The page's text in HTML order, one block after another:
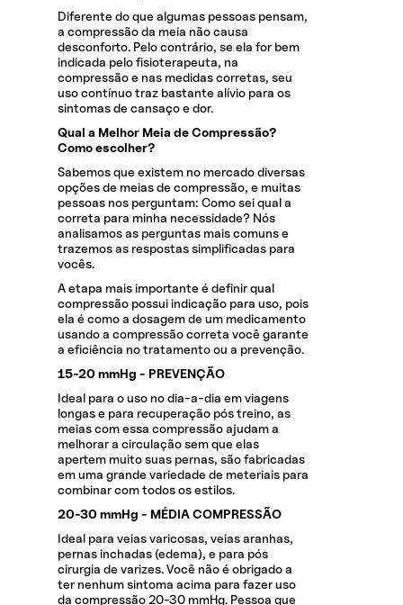
Diferente do que algumas pessoas pensam,
a compressão da meia não causa
desconforto. Pelo contrário, se ela for bem
indicada pelo fisioterapeuta, na
compressão e nas medidas corretas, seu
uso contínuo traz bastante alívio para os
sintomas de cansaço e dor.
Qual a Melhor Meia de Compressão?
Como escolher?
Sabemos que existem no mercado diversas
opções de meias de compressão, e muitas
pessoas nos perguntam: Como sei qual a
correta para minha necessidade? Nós
analisamos as perguntas mais comuns e
trazemos as respostas simplificadas para
vocês.
A etapa mais importante é definir qual
compressão possui indicação para uso, pois
ela é como a dosagem de um medicamento
usando a compressão correta você garante
a eficiência no tratamento ou a prevenção.
15-20 mmHg - PREVENÇÃO
Ideal para o uso no dia-a-dia em viagens
longas e para recuperação pós treino, as
meias com essa compressão ajudam a
melhorar a circulação sem que elas
apertem muito suas pernas, são fabricadas
em uma grande variedade de meteriais para
combinar com todos os estilos.
20-30 mmHg - MÉDIA COMPRESSÃO
Ideal para veias varicosas, veias aranhas,
pernas inchadas (edema), e para pós
cirurgia de varizes. Você não é obrigado a
ter nenhum sintoma acima para fazer uso
da compressão 20-30 mmHg. Pessoa que